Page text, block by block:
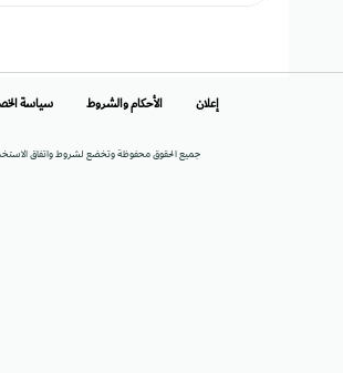
جميع الحقوق محفوظة وتخضع لشروط واتفاق
إعلان الأحكام والشروط سياسة